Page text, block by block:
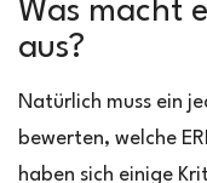
Was macht
aus?
Natürlich muss ein
bewerten, welche
haben sich einige